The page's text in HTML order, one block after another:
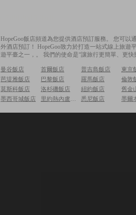
HopeGoo飯店頻道為您提供酒店預訂服務。 您可
外酒店預訂！ HopeGoo致力於打造一站式線上旅
遊平臺之一，。 我們的使命是“讓旅行更簡單、更
曼谷飯店 首爾飯店 普吉島飯店
東京
芭堤雅飯店
巴黎飯店 羅馬飯店
倫敦
莫斯科飯店
洛杉磯飯店 紐約飯店
舊金
墨西哥城飯店
里約熱內盧飯店 悉尼飯店 墨爾